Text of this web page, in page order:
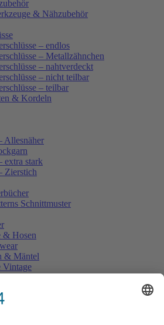
& Nähzubehör
– endlos
– Metallzähnchen
– nahtverdeckt
– nicht teilbar
– teilbar
& Kordeln
Allesnäher
extra stark
Zierstich
Schnittmuster
& Hosen
& Mäntel
Vintage